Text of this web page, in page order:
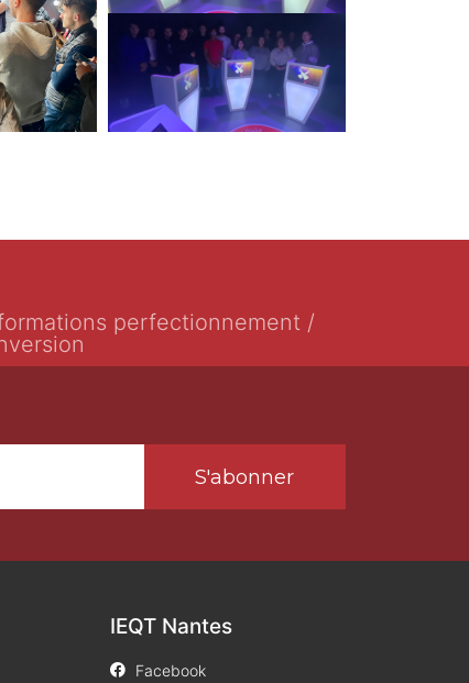
perfectionnement /
S'abonner
IEQT Nantes
Facebook